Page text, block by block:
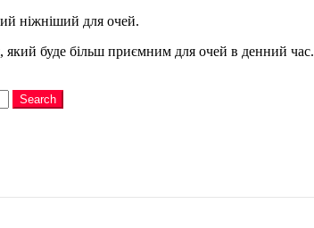
ніжніший для очей.
який буде більш приємним для очей в денний час.
Search